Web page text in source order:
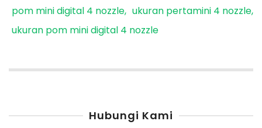
pom mini digital 4 nozzle ukuran pertamini 4 nozzle
ukuran pom mini digital 4 nozzle
Hubungi Kami